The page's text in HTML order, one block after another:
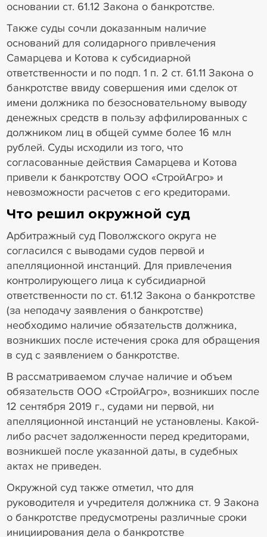
основании ст. 61.12 Закона о банкротстве.
Также суды сочли доказанным наличие
оснований для солидарного привлечения
Самарцева и Котова к субсидиарной
ответственности и по подп. 1 п. 2 ст. 61.11 Закона о
банкротстве ввиду совершения ими сделок от
имени должника по безосновательному выводу
денежных средств в пользу аффилированных с
должником лиц в общей сумме более 16 млн
рублей. Суды исходили из того, что
согласованные действия Самарцева и Котова
привели к банкротству ООО «СтройАгро» и
невозможности расчетов с его кредиторами.
Что решил окружной суд
Арбитражный суд Поволжского округа не
согласился с выводами судов первой и
апелляционной инстанций. Для привлечения
контролирующего лица к субсидиарной
ответственности по ст. 61.12 Закона о банкротстве
(за неподачу заявления о банкротстве)
необходимо наличие обязательств должника,
возникших после истечения срока для обращения
в суд с заявлением о банкротстве.
В рассматриваемом случае наличие и объем
обязательств ООО «СтройАгро», возникших после
12 сентября 2019 г., судами ни первой, ни
апелляционной инстанций не установлены. Какой-
либо расчет задолженности перед кредиторами,
возникшей после указанной даты, в судебных
актах не приведен.
Окружной суд также отметил, что для
руководителя и учредителя должника ст. 9 Закона
о банкротстве предусмотрены различные сроки
инициирования дела о банкротстве